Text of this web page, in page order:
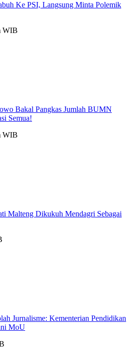
Ke PSI, Langsung Minta Polemik
WIB
Bakal Pangkas Jumlah BUMN
Semua!
WIB
Malteng Dikukuh Mendagri Sebagai
Jurnalisme: Kementerian Pendidikan
MoU